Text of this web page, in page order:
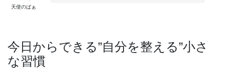
天使のぱぁ
今日からできる”自分を整える”小さ
な習慣